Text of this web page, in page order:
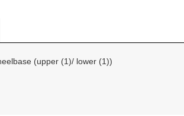
(upper (1)/ lower (1))